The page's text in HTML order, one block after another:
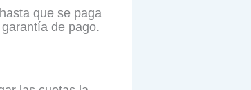
que se paga
de pago.